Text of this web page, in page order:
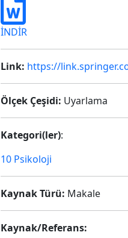
İNDİR
Link: https://
Ölçek Çeşidi: Uyarlama
Kategori(ler):
10 Psikoloji
Kaynak Türü: Makale
Kaynak/Referans: